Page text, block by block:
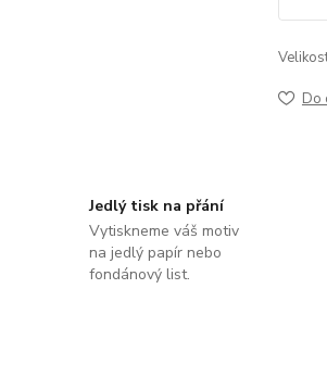
Do
Jedlý tisk na přání
Vytiskneme váš motiv
na jedlý papír nebo
fondánový list.